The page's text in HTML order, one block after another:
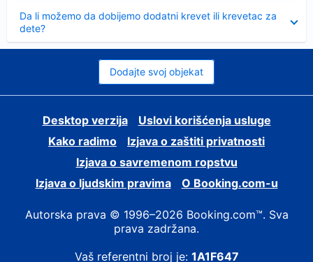
Da li možemo da dobijemo dodatni krevet ili krevetac za
dete?
Dodajte svoj objekat
Desktop verzija
Uslovi korišćenja usluge
Kako radimo
Izjava o zaštiti privatnosti
Izjava o savremenom ropstvu
Izjava o ljudskim pravima
О Booking.com-u
Autorska prava © 1996–2026 Booking.com™. Sva
prava zadržana.
Vaš referentni broj je: 1A1F647